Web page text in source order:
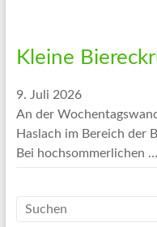
Kleine
9. Juli 2026
An der
Haslach im Bereich der
Bei hochsommerlichen …